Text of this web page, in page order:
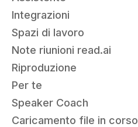
Integrazioni
Spazi di lavoro
Note riunioni read.ai
Riproduzione
Per te
Speaker Coach
Caricamento file in corso